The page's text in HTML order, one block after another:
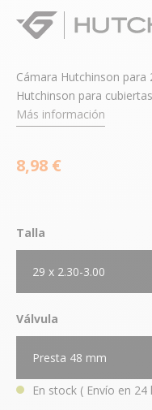
Cámara Hutchinson para
Hutchinson para
Más información
8,98 €
Talla
29 x 2.30-3.00
Válvula
Presta 48 mm
En stock ( Envío en 24